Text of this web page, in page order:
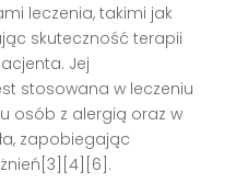
leczenia, takimi jak
skuteczność terapii
Jej
stosowana w leczeniu
osób z alergią oraz w
zapobiegając